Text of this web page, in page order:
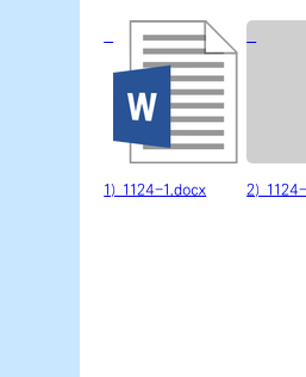
1) 1124-1.docx 2)